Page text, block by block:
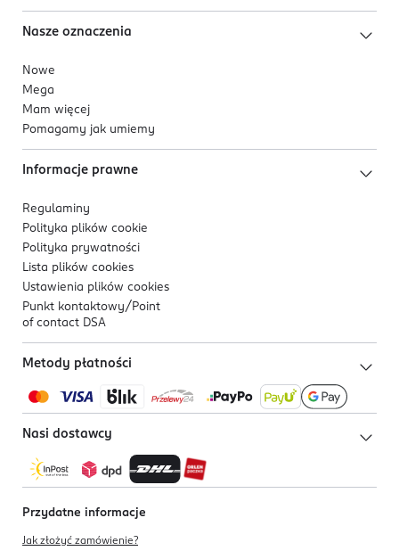
Nasze oznaczenia
Nowe
Mega
Mam więcej
Pomagamy jak umiemy
Informacje prawne
Regulaminy
Polityka plików cookie
Polityka prywatności
Lista plików cookies
Ustawienia plików cookies
Punkt kontaktowy/ Point
of contact DSA
Metody płatności
Nasi dostawcy
Przydatne informacje
Jak złożyć zamówienie?